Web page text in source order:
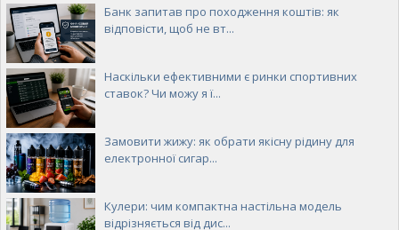
Банк запитав про походження коштів: як
відповісти, щоб не вт...
Наскільки ефективними є ринки спортивних
ставок? Чи можу я ї...
Замовити жижу: як обрати якісну рідину для
електронної сигар...
Кулери: чим компактна настільна модель
відрізняється від дис...